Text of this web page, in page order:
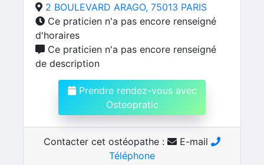
2 BOULEVARD ARAGO, 75013 PARIS
Ce praticien n'a pas encore renseigné
d'horaires
Ce praticien n'a pas encore renseigné
de description
Prendre rendez-vous avec
Osteopratic
Contacter cet ostéopathe :
E-mail
Téléphone